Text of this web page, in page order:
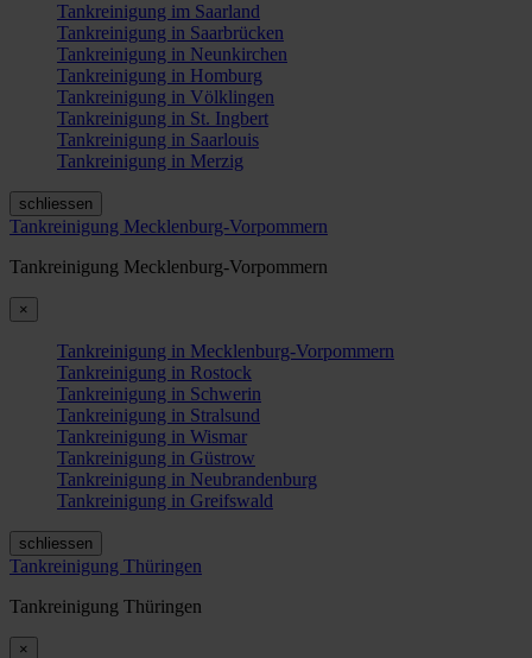
Tankreinigung im Saarland
Tankreinigung in Saarbrücken
Tankreinigung in Neunkirchen
Tankreinigung in Homburg
Tankreinigung in Völklingen
Tankreinigung in St. Ingbert
Tankreinigung in Saarlouis
Tankreinigung in Merzig
schliessen
Tankreinigung Mecklenburg-Vorpommern
Tankreinigung Mecklenburg-Vorpommern
×
Tankreinigung in Mecklenburg-Vorpommern
Tankreinigung in Rostock
Tankreinigung in Schwerin
Tankreinigung in Stralsund
Tankreinigung in Wismar
Tankreinigung in Güstrow
Tankreinigung in Neubrandenburg
Tankreinigung in Greifswald
schliessen
Tankreinigung Thüringen
Tankreinigung Thüringen
×